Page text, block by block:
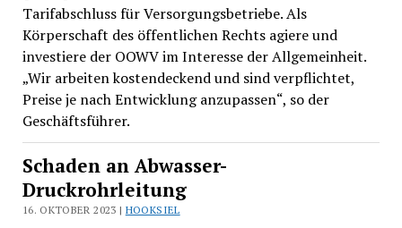
Tarifabschluss für Versorgungsbetriebe. Als
Körperschaft des öffentlichen Rechts agiere und
investiere der OOWV im Interesse der Allgemeinheit.
„Wir arbeiten kostendeckend und sind verpflichtet,
Preise je nach Entwicklung anzupassen“, so der
Geschäftsführer.
Schaden an Abwasser-
Druckrohrleitung
16. OKTOBER 2023 | HOOKSIEL